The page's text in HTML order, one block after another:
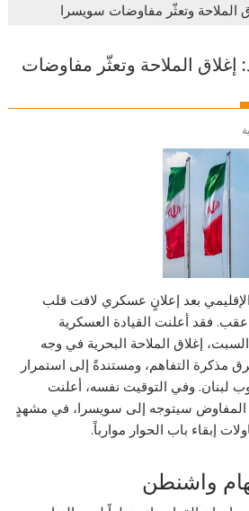
الملاحة وتعثّر مفاوضات سويسرا
إغلاق الملاحة وتعثّر مفاوضات
بعد إعلانٍ عسكري لافت قلب
فقد أعلنت القيادة العسكرية
إغلاق الملاحة البحرية في وجه
مذكرة التفاهم، ومستندةً إلى استمرار
لبنان. وفي التوقيت نفسه، أعلنت
المفاوض سيتوجه إلى سويسرا، في مشهدٍ
إبقاء باب الحوار موارباً.
واشنطن